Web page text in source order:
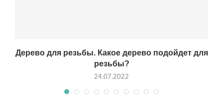
Дерево для резьбы. Какое дерево подойдет для
резьбы?
24.07.2022